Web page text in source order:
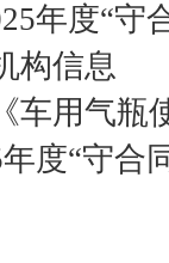
年度“守
构信息
车用气瓶
度“守合